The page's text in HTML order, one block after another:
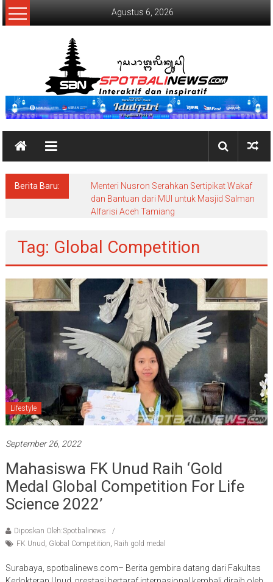
Lompat
ke
Agustus 6, 2026
SpotBaliNews
Berita Baru:
Menteri Nusron Serahkan Sertipikat Wakaf
dan Bantuan dari MUI untuk Masjid Salman
Alfarisi Aceh Tamiang
Tag: Global Competition
Lifestyle
September 26, 2022
Mahasiswa FK Unud Raih ‘Gold
Medal Global Competition For Life
Science 2022’
Diposkan Oleh:Spotbalinews
FK Unud Global Competition Raih gold medal
Surabaya, spotbalinews.com– Berita gembira datang dari Fakultas